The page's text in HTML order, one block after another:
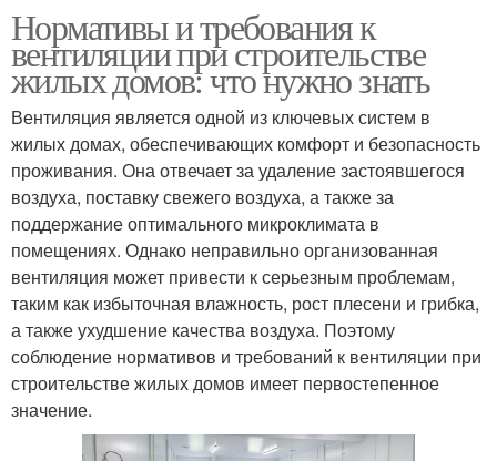
Нормативы и требования к
вентиляции при строительстве
жилых домов: что нужно знать
Вентиляция является одной из ключевых систем в
жилых домах, обеспечивающих комфорт и безопасность
проживания. Она отвечает за удаление застоявшегося
воздуха, поставку свежего воздуха, а также за
поддержание оптимального микроклимата в
помещениях. Однако неправильно организованная
вентиляция может привести к серьезным проблемам,
таким как избыточная влажность, рост плесени и грибка,
а также ухудшение качества воздуха. Поэтому
соблюдение нормативов и требований к вентиляции при
строительстве жилых домов имеет первостепенное
значение.